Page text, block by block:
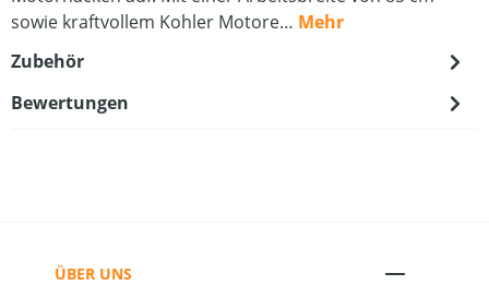
sowie kraftvollem Kohler Motore… Mehr
Zubehör
Bewertungen
ÜBER UNS